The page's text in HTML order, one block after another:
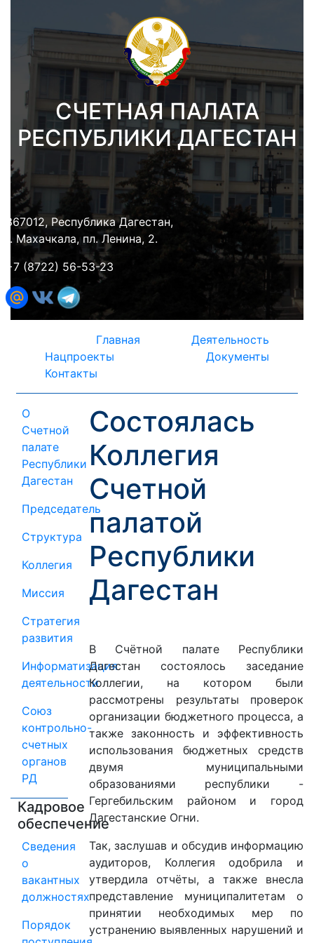
СЧЕТНАЯ ПАЛАТА
РЕСПУБЛИКИ ДАГЕСТАН
367012, Республика Дагестан,
г. Махачкала, пл. Ленина, 2.
+7 (8722) 56-53-23
Главная
Деятельность
Нацпроекты
Документы
Контакты
О
Счетной
палате
Республики
Дагестан
Председатель
Структура
Коллегия
Миссия
Стратегия
развития
Информатизация
деятельности
Союз
контрольно-
счетных
органов
РД
Кадровое
обеспечение
Сведения
о
вакантных
должностях
Порядок
Состоялась
Коллегия
Счетной
палатой
Республики
Дагестан
В Счётной палате Республики
Дагестан состоялось заседание
Коллегии, на котором были
рассмотрены результаты проверок
организации бюджетного процесса, а
также законность и эффективность
использования бюджетных средств
двумя муниципальными
образованиями республики -
Гергебильским районом и город
Дагестанские Огни.
Так, заслушав и обсудив информацию
аудиторов, Коллегия одобрила и
утвердила отчёты, а также внесла
представление муниципалитетам о
принятии необходимых мер по
устранению выявленных нарушений и